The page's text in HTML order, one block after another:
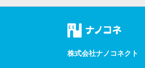
シ株式会社ナノコネクト